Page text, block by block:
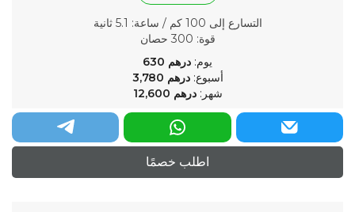
التسارع إلى 100 كم / ساعة
: 5.1 ثانية
قوة: 300 حصان
يوم: درهم
أسبوع: درهم
شهر: درهم
اطلب خصمًا